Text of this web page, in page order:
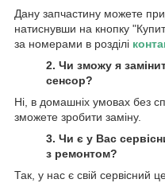
Дану запчастину можете
натиснувши на кнопку
за номерами в розділі
2. Чи зможу я
сенсор?
Ні, в домашніх умовах без
зможете зробити заміну.
3. Чи є у Вас
з ремонтом?
Так, у нас є свій сервісний